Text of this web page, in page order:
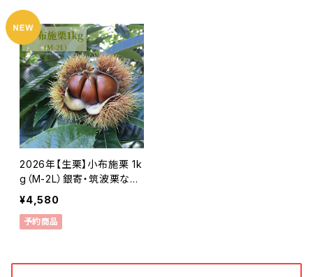
#NPW0B025
2026年【生栗】小布施栗 1k
g（M-2L）銀寄・筑波栗など
の無燻蒸生栗 10月中旬以
降発送 長野県小布施産#N
MR0010
¥4,580
予約商品